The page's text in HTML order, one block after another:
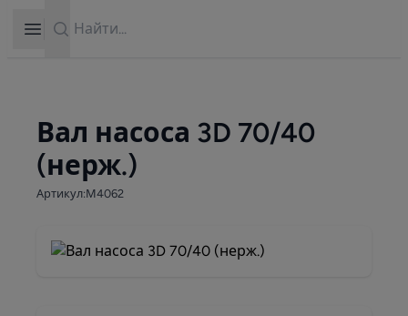
Open sidebar
Вал насоса 3D 70/40
(нерж.)
Артикул:М4062